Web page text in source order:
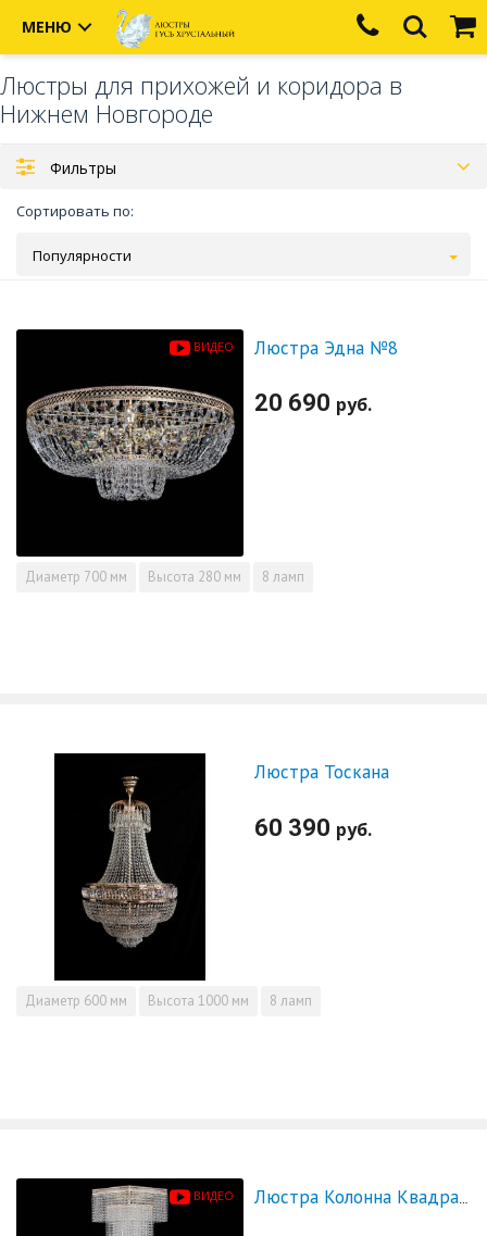
МЕНЮ
Люстры для прихожей и коридора в
Нижнем Новгороде
Фильтры
Сортировать по:
Популярности
ВИДЕО Люстра Эдна №8
20 690 руб.
Диаметр 700 мм Высота 280 мм 8 ламп
Люстра Тоскана
60 390 руб.
Диаметр 600 мм Высота 1000 мм 8 ламп
ВИДЕО